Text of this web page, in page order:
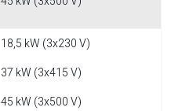
18,5 kW (3x230 V)
37 kW (3x415 V)
45 kW (3x500 V)